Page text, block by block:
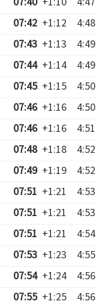
07:42 +1:12 4:48
07:43 +1:13 4:49
07:44 +1:14 4:49
07:45 +1:15 4:50
07:46 +1:16 4:50
07:46 +1:16 4:51
07:48 +1:18 4:52
07:49 +1:19 4:52
07:51 +1:21 4:53
07:51 +1:21 4:53
07:51 +1:21 4:54
07:53 +1:23 4:55
07:54 +1:24 4:56
07:55 +1:25 4:56